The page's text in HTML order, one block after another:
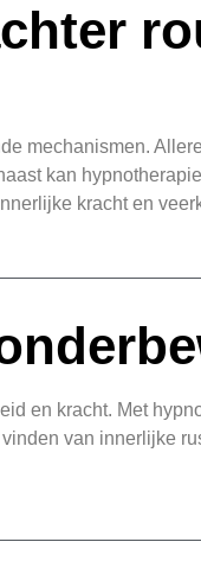
mechanismen.
kan
kracht en
en kracht. Met
van innerlijke